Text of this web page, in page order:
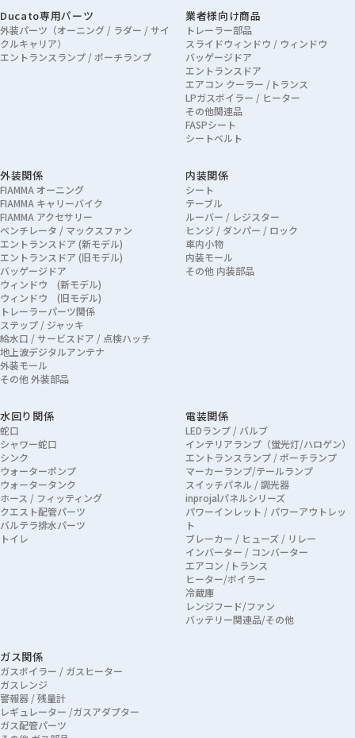
Ducato専用パーツ
外装パーツ（オーニング / ラダー / サイ
クルキャリア）
エントランスランプ / ポーチランプ
業者様向け商品
トレーラー部品
スライドウィンドウ / ウィンドウ
バッゲージドア
エントランスドア
エアコン クーラー /トランス
LPガスボイラー / ヒーター
その他関連品
FASPシート
シートベルト
外装関係
FIAMMA オーニング
FIAMMA キャリーバイク
FIAMMA アクセサリー
ベンチレータ / マックスファン
エントランスドア (新モデル)
エントランスドア (旧モデル)
バッゲージドア
ウィンドウ (新モデル)
ウィンドウ (旧モデル)
トレーラーパーツ関係
ステップ / ジャッキ
給水口 / サービスドア / 点検ハッチ
地上波デジタルアンテナ
外装モール
その他 外装部品
内装関係
シート
テーブル
ルーバー / レジスター
ヒンジ / ダンパー / ロック
車内小物
内装モール
その他 内装部品
水回り関係
蛇口
シャワー蛇口
シンク
ウォーターポンプ
ウォータータンク
ホース / フィッティング
クエスト配管パーツ
バルテラ排水パーツ
トイレ
電装関係
LEDランプ / バルブ
インテリアランプ（蛍光灯/ハロゲン）
エントランスランプ / ポーチランプ
マーカーランプ/テールランプ
スイッチパネル / 調光器
inprojalパネルシリーズ
パワーインレット / パワーアウトレッ
ト
ブレーカー / ヒューズ / リレー
インバーター / コンバーター
エアコン /トランス
ヒーター/ボイラー
冷蔵庫
レンジフード/ファン
バッテリー関連品/その他
ガス関係
ガスボイラー / ガスヒーター
ガスレンジ
警報器 / 残量計
レギュレーター /ガスアダプター
ガス配管パーツ